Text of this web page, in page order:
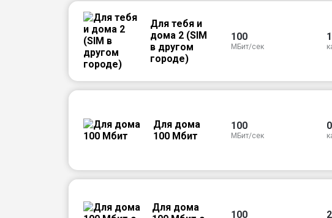
Для тебя и
дома 2 (SIM
в другом
городе)
100
МБит/сек
Для дома
100 Мбит
100
МБит/сек
0
Для дома
100